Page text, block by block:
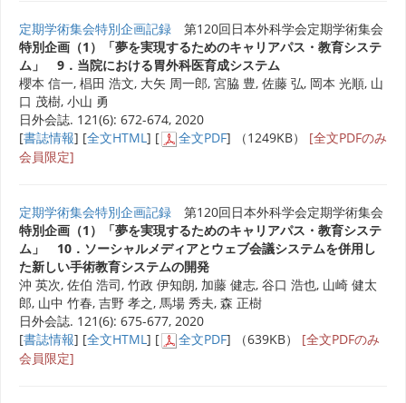
定期学術集会特別企画記録 第120回日本外科学会定期学術集会
特別企画（1）「夢を実現するためのキャリアパス・教育システ
ム」 9．当院における胃外科医育成システム
櫻本 信一, 椙田 浩文, 大矢 周一郎, 宮脇 豊, 佐藤 弘, 岡本 光順, 山
口 茂樹, 小山 勇
日外会誌. 121(6): 672-674, 2020
[書誌情報] [全文HTML] [ 全文PDF] （1249KB） [全文PDFのみ
会員限定]
定期学術集会特別企画記録 第120回日本外科学会定期学術集会
特別企画（1）「夢を実現するためのキャリアパス・教育システ
ム」 10．ソーシャルメディアとウェブ会議システムを併用し
た新しい手術教育システムの開発
沖 英次, 佐伯 浩司, 竹政 伊知朗, 加藤 健志, 谷口 浩也, 山崎 健太
郎, 山中 竹春, 吉野 孝之, 馬場 秀夫, 森 正樹
日外会誌. 121(6): 675-677, 2020
[書誌情報] [全文HTML ] [ 全文PDF] （639KB） [全文PDFのみ
会員限定]